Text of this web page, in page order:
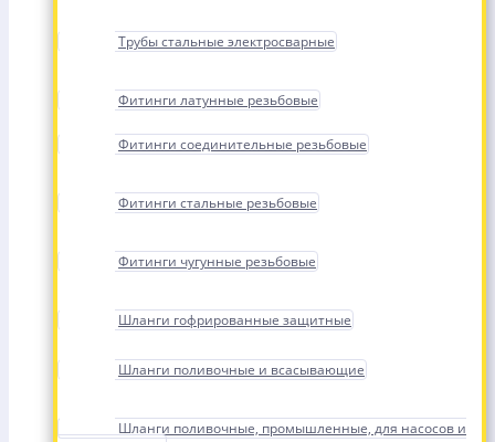
Трубы стальные электросварные
Фитинги латунные резьбовые
Фитинги соединительные резьбовые
Фитинги стальные резьбовые
Фитинги чугунные резьбовые
Шланги гофрированные защитные
Шланги поливочные и всасывающие
Шланги поливочные, промышленные, для насосов и